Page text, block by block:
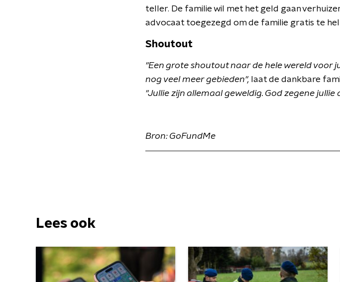
teller. De familie wil met het geld gaan
advocaat toegezegd om de familie gratis te
Shoutout
"Een grote shoutout naar de hele wereld voor
nog veel meer gebieden", laat de dankbare
"Jullie zijn allemaal geweldig. God zegene jullie
Bron: GoFundMe
Lees ook